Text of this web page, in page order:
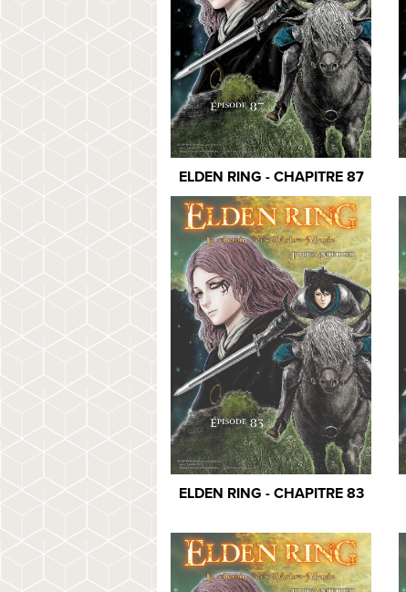
ELDEN RING - CHAPITRE 87
ELDEN RING - CHAPITRE 83